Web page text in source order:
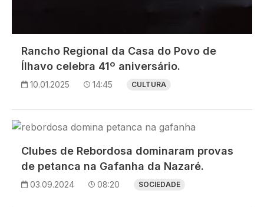
Rancho Regional da Casa do Povo de
Ílhavo celebra 41º aniversário.
10.01.2025 14:45 CULTURA
Imagem
Clubes de Rebordosa dominaram provas
de petanca na Gafanha da Nazaré.
03.09.2024 08:20 SOCIEDADE